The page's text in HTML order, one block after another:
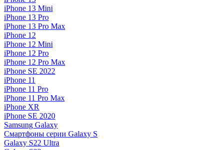
iPhone 13 Mini
iPhone 13 Pro
iPhone 13 Pro Max
iPhone 12
iPhone 12 Mini
iPhone 12 Pro
iPhone 12 Pro Max
iPhone SE 2022
iPhone 11
iPhone 11 Pro
iPhone 11 Pro Max
iPhone XR
iPhone SE 2020
Samsung Galaxy
Смартфоны серии Galaxy S
Galaxy S22 Ultra